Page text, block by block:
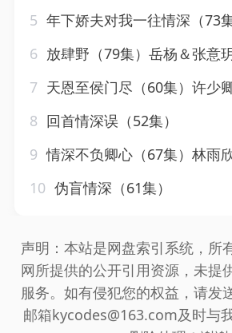
5 年下娇夫对我一往情深（73集
6 放肆野（79集）岳杨＆张意
7 天恩至侯门尽（60集）许少
8 回首情深误（52集）
9 情深不负卿心（67集）林雨
10 伪盲情深（61集）
声明：本站是网盘索引系统，所
网所提供的公开引用资源，未提
服务。如有侵犯您的权益，请发
邮箱kycodes@163.com及时与